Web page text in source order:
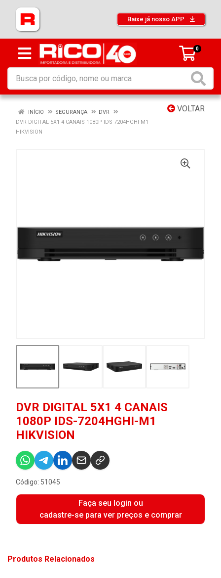
Baixe já nosso APP
0
VOLTAR
INÍCIO SEGURANÇA
DVR
DVR DIGITAL 5X1 4 CANAIS 1080P IDS-7204HGHI-M1
HIKVISION
DVR DIGITAL 5X1 4 CANAIS
1080P IDS-7204HGHI-M1
HIKVISION
Código: 51045
Faça seu login ou
cadastre-se para ver preços e comprar
Produtos Relacionados